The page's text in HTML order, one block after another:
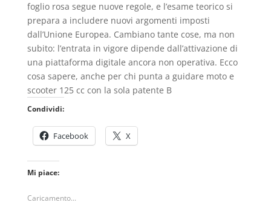
foglio rosa segue nuove regole, e l’esame teorico si
prepara a includere nuovi argomenti imposti
dall’Unione Europea. Cambiano tante cose, ma non
subito: l’entrata in vigore dipende dall’attivazione di
una piattaforma digitale ancora non operativa. Ecco
cosa sapere, anche per chi punta a guidare moto e
scooter 125 cc con la sola patente B
Condividi:
Facebook X
Mi piace:
Caricamento...